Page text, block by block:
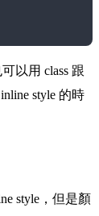
以用 class 跟
style 的時
style，但是顏